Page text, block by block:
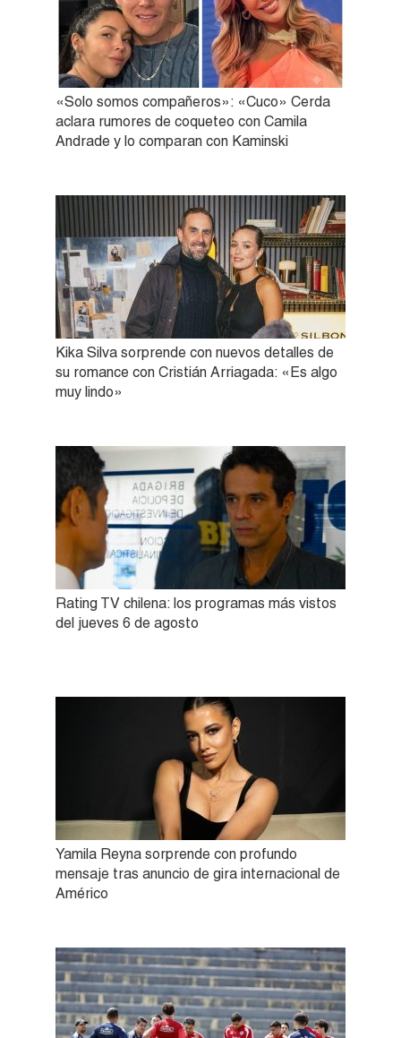
«Solo somos compañeros»: «Cuco» Cerda
aclara rumores de coqueteo con Camila
Andrade y lo comparan con Kaminski
Kika Silva sorprende con nuevos detalles de
su romance con Cristián Arriagada: «Es algo
muy lindo»
Rating TV chilena: los programas más vistos
del jueves 6 de agosto
Yamila Reyna sorprende con profundo
mensaje tras anuncio de gira internacional de
Américo